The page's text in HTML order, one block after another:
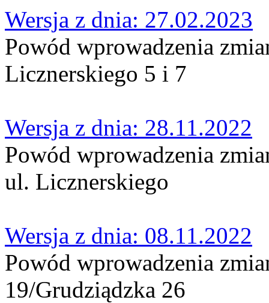
Wersja z dnia: 27.02.2023
Powód wprowadzenia
Licznerskiego 5 i 7
Wersja z dnia: 28.11.2022
Powód wprowadzenia
ul. Licznerskiego
Wersja z dnia: 08.11.2022
Powód wprowadzenia
19/Grudziądzka 26